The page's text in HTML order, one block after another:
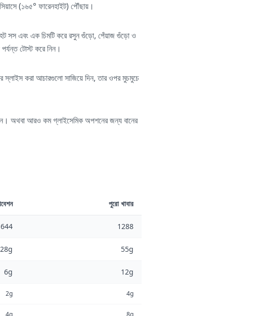
(১৬৫° ফারেনহাইট) পৌঁছায়।
হট সস এবং এক চিমটি করে রসুন গুঁড়ো, পেঁয়াজ গুঁড়ো ও
টোস্ট করে নিন।
স্লাইস করা আচারগুলো সাজিয়ে দিন, তার ওপর মুচমুচে
অথবা আরও কম গ্লাইসেমিক অপশনের জন্য বানের
পুরো খাবার
644 1288
28g 55g
6g 12g
2g 4g
4g 8g